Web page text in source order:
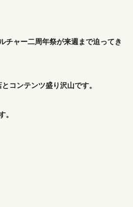
チャー二周年祭が来週まで迫ってき
コンテンツ盛り沢山です。
。